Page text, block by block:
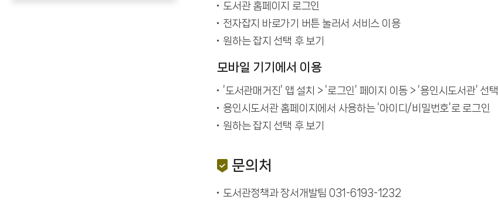
도서관 홈페이지 로그인
전자잡지 바로가기 버튼 눌러서 서비스 이용
원하는 잡지 선택 후 보기
모바일 기기에서 이용
‘도서관매거진’ 앱 설치 > ‘로그인’ 페이지 이동 > ‘용인시도서관’ 선택
용인시도서관 홈페이지에서 사용하는 ‘아이디/비밀번호’로 로그인
원하는 잡지 선택 후 보기
문의처
도서관정책과 장서개발팀 031-6193-1232